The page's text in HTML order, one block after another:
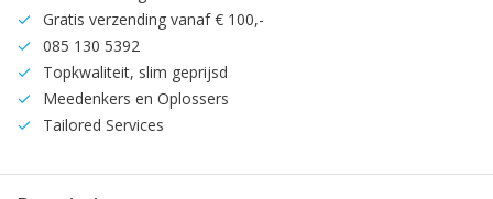
Gratis verzending vanaf € 100,-
085 130 5392
Topkwaliteit, slim geprijsd
Meedenkers en Oplossers
Tailored Services